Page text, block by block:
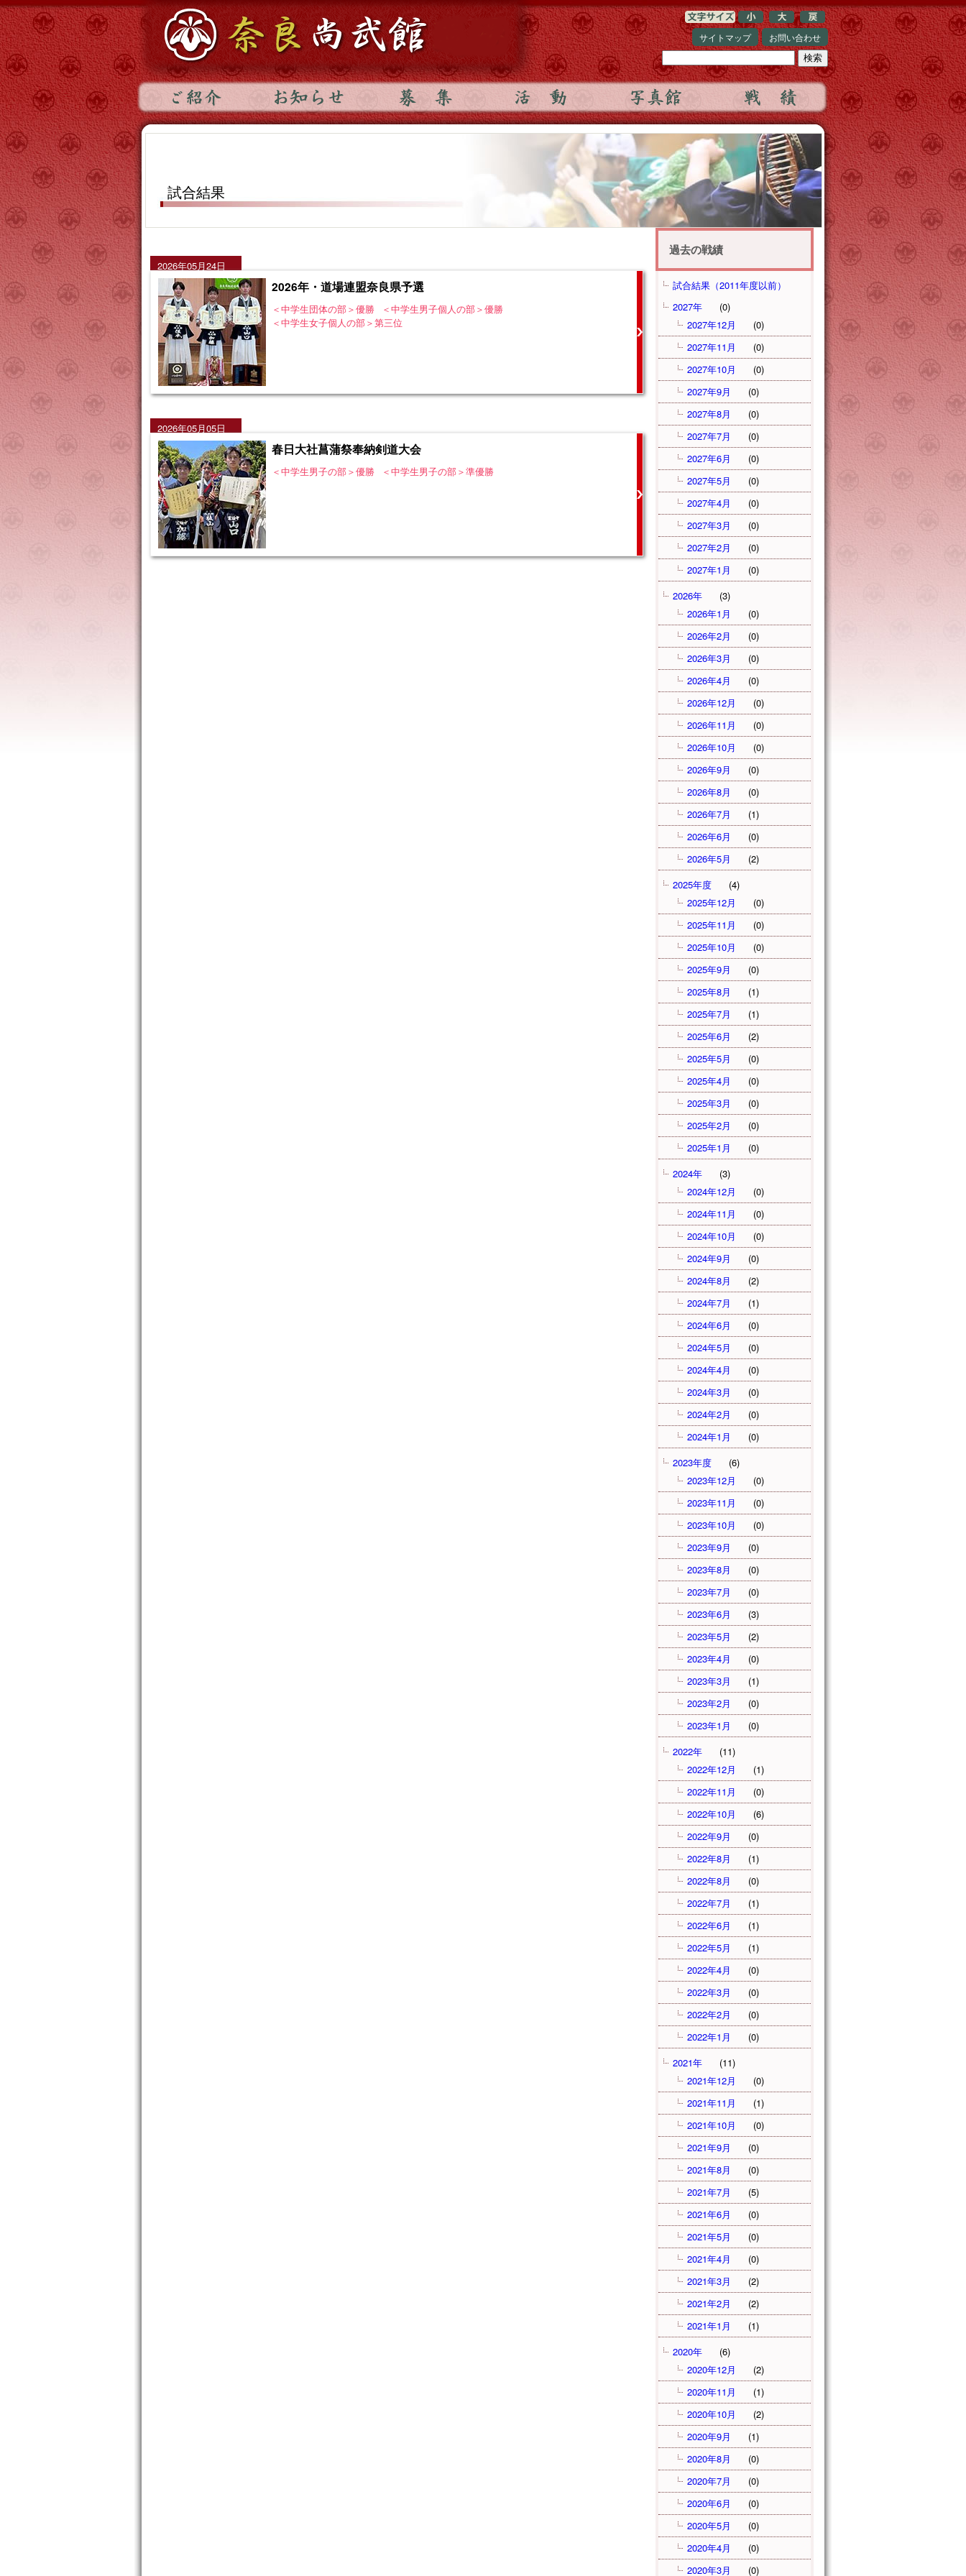
サイトマップ お問い合わせ
試合結果
2026年05月24日
2026年・道場連盟奈良県予選
＜中学生団体の部＞優勝
＜中学生男子個人の部＞優勝
＜中学生女子個人の部＞第三位
2026年05月05日
春日大社菖蒲祭奉納剣道大会
＜中学生男子の部＞優勝 ＜中学生男子の部＞準優勝
過去の戦績
試合結果（2011年度以前）
2027年
(0)
2027年12月
(0)
2027年11月
(0)
2027年10月
(0)
2027年9月
(0)
2027年8月
(0)
2027年7月
(0)
2027年6月
(0)
2027年5月
(0)
2027年4月
(0)
2027年3月
(0)
2027年2月
(0)
2027年1月
(0)
2026年
(3)
2026年1月
(0)
2026年2月
(0)
2026年3月
(0)
2026年4月
(0)
2026年12月
(0)
2026年11月
(0)
2026年10月
(0)
2026年9月
(0)
2026年8月
(0)
2026年7月
(1)
2026年6月
(0)
2026年5月
(2)
2025年度
(4)
2025年12月
(0)
2025年11月
(0)
2025年10月
(0)
2025年9月
(0)
2025年8月
(1)
2025年7月
(1)
2025年6月
(2)
2025年5月
(0)
2025年4月
(0)
2025年3月
(0)
2025年2月
(0)
2025年1月
(0)
2024年
(3)
2024年12月
(0)
2024年11月
(0)
2024年10月
(0)
2024年9月
(0)
2024年8月
(2)
2024年7月
(1)
2024年6月
(0)
2024年5月
(0)
2024年4月
(0)
2024年3月
(0)
2024年2月
(0)
2024年1月
(0)
2023年度
(6)
2023年12月
(0)
2023年11月
(0)
2023年10月
(0)
2023年9月
(0)
2023年8月
(0)
2023年7月
(0)
2023年6月
(3)
2023年5月
(2)
2023年4月
(0)
2023年3月
(1)
2023年2月
(0)
2023年1月
(0)
2022年
(11)
2022年12月
(1)
2022年11月
(0)
2022年10月
(6)
2022年9月
(0)
2022年8月
(1)
2022年8月
(0)
2022年7月
(1)
2022年6月
(1)
2022年5月
(1)
2022年4月
(0)
2022年3月
(0)
2022年2月
(0)
2022年1月
(0)
2021年
(11)
2021年12月
(0)
2021年11月
(1)
2021年10月
(0)
2021年9月
(0)
2021年8月
(0)
2021年7月
(5)
2021年6月
(0)
2021年5月
(0)
2021年4月
(0)
2021年3月
(2)
2021年2月
(2)
2021年1月
(1)
2020年
(6)
2020年12月
(2)
2020年11月
(1)
2020年10月
(2)
2020年9月
(1)
2020年8月
(0)
2020年7月
(0)
2020年6月
(0)
2020年5月
(0)
2020年4月
(0)
2020年3月
(0)